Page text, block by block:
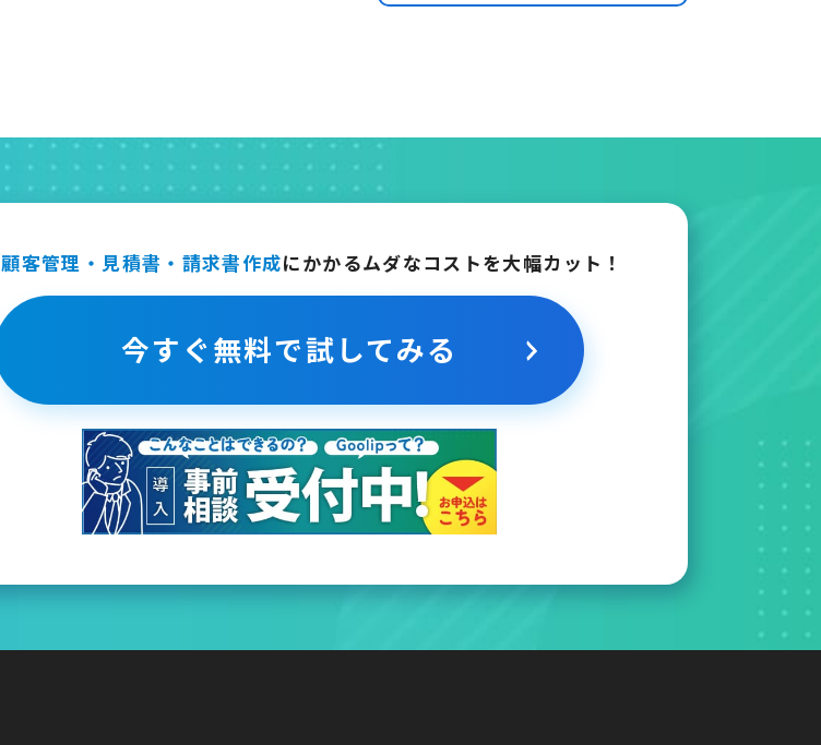
顧客管理・見積書・請求書作成にかかるムダなコストを大幅カット！
今すぐ無料で試してみる